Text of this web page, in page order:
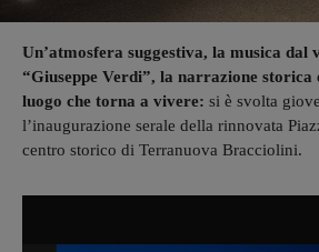
Un’atmosfera suggestiva, la musica
“Giuseppe Verdi”, la narrazione storica
luogo che torna a vivere: si è svolta
l’inaugurazione serale della rinnovata
centro storico di Terranuova Bracciolini.